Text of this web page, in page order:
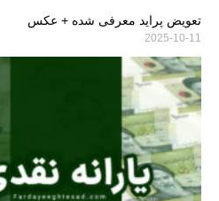
تعویض پراید معرفی شده + عکس
2025-10-11